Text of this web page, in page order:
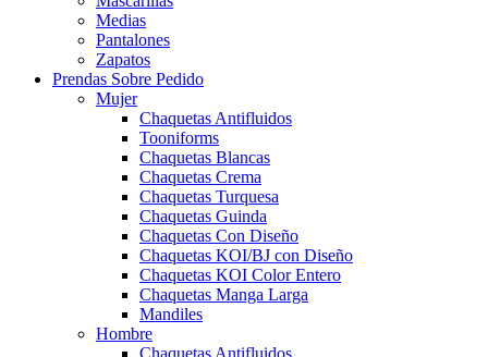
Medias
Pantalones
Zapatos
Prendas Sobre Pedido
Mujer
Chaquetas Antifluidos
Tooniforms
Chaquetas Blancas
Chaquetas Crema
Chaquetas Turquesa
Chaquetas Guinda
Chaquetas Con Diseño
Chaquetas KOI/BJ con Diseño
Chaquetas KOI Color Entero
Chaquetas Manga Larga
Mandiles
Hombre
Chaquetas Antifluidos